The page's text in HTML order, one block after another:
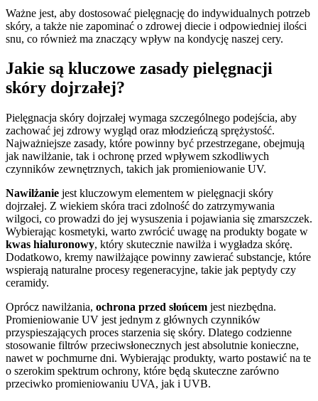
Ważne jest, aby dostosować pielęgnację do indywidualnych potrzeb
skóry, a także nie zapominać o zdrowej diecie i odpowiedniej ilości
snu, co również ma znaczący wpływ na kondycję naszej cery.
Jakie są kluczowe zasady pielęgnacji
skóry dojrzałej?
Pielęgnacja skóry dojrzałej wymaga szczególnego podejścia, aby
zachować jej zdrowy wygląd oraz młodzieńczą sprężystość.
Najważniejsze zasady, które powinny być przestrzegane, obejmują
jak nawilżanie, tak i ochronę przed wpływem szkodliwych
czynników zewnętrznych, takich jak promieniowanie UV.
Nawilżanie jest kluczowym elementem w pielęgnacji skóry
dojrzałej. Z wiekiem skóra traci zdolność do zatrzymywania
wilgoci, co prowadzi do jej wysuszenia i pojawiania się zmarszczek.
Wybierając kosmetyki, warto zwrócić uwagę na produkty bogate w
kwas hialuronowy, który skutecznie nawilża i wygładza skórę.
Dodatkowo, kremy nawilżające powinny zawierać substancje, które
wspierają naturalne procesy regeneracyjne, takie jak peptydy czy
ceramidy.
Oprócz nawilżania, ochrona przed słońcem jest niezbędna.
Promieniowanie UV jest jednym z głównych czynników
przyspieszających proces starzenia się skóry. Dlatego codzienne
stosowanie filtrów przeciwsłonecznych jest absolutnie konieczne,
nawet w pochmurne dni. Wybierając produkty, warto postawić na te
o szerokim spektrum ochrony, które będą skuteczne zarówno
przeciwko promieniowaniu UVA, jak i UVB.